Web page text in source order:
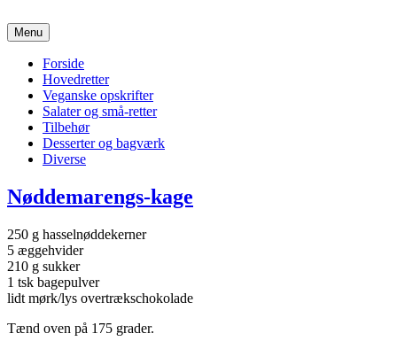
Kamillas Køkken
Et forsøg på at give mine opskrifter videre til mine børn
Menu
Primær
menu
Forside
Hovedretter
Veganske opskrifter
Salater og små-retter
Tilbehør
Desserter og bagværk
Diverse
Nøddemarengs-kage
250 g hasselnøddekerner
5 æggehvider
210 g sukker
1 tsk bagepulver
lidt mørk/lys overtrækschokolade
Tænd oven på 175 grader.